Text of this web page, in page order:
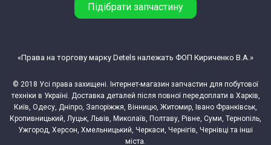
Підібрати запчастину
© 2018 Усі права захищені. Інтернет-магазин запчастин для побутової
техніки в Україні. Доставка деталей після повної передоплати в Харків,
Київ, Одесу, Дніпро, Запоріжжя, Вінницю, Житомир, Івано Франківськ,
Кропивницький, Луцьк, Львів, Миколаїв, Полтаву, Рівне, Суми, Тернопіль,
Ужгород, Херсон, Хмельницький, Черкаси, Чернігів, Чернівці та інші
міста.
«Права на торгову марку Detels належать ФОП Кириченко В.А.»